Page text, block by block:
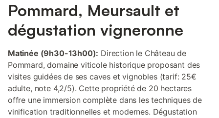
Pommard, Meursault et
dégustation vigneronne
Matinée (9h30-13h00): Direction le Château de
Pommard, domaine viticole historique proposant des
visites guidées de ses caves et vignobles (tarif: 25€
adulte, note 4,2/5). Cette propriété de 20 hectares
offre une immersion complète dans les techniques de
vinification traditionnelles et modernes. Dégustation